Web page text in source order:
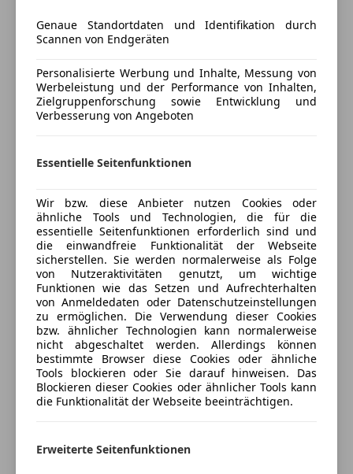
CHEVROLET MASTER DE LUXE año 1937 motor 3800cc
85cv 6 cilindros estado original y al día de todo,
interior completo restaurado, mecánica recién
puesta apunto encendido platinos carburador todo
traido de eeuu todo en perfecto estado y original de
Verkäufer Privat
28944 Fuenlabrada, ES
Anbieter kontaktieren
Deine Nachricht
Genaue Standortdaten und Identifikation durch
Scannen von Endgeräten
Personalisierte Werbung und Inhalte, Messung von
Werbeleistung und der Performance von Inhalten,
Zielgruppenforschung sowie Entwicklung und
Verbesserung von Angeboten
Essentielle Seitenfunktionen
Wir bzw. diese Anbieter nutzen Cookies oder
ähnliche Tools und Technologien, die für die
essentielle Seitenfunktionen erforderlich sind und
die einwandfreie Funktionalität der Webseite
sicherstellen. Sie werden normalerweise als Folge
von Nutzeraktivitäten genutzt, um wichtige
Funktionen wie das Setzen und Aufrechterhalten
von Anmeldedaten oder Datenschutzeinstellungen
zu ermöglichen. Die Verwendung dieser Cookies
bzw. ähnlicher Technologien kann normalerweise
nicht abgeschaltet werden. Allerdings können
bestimmte Browser diese Cookies oder ähnliche
Tools blockieren oder Sie darauf hinweisen. Das
Blockieren dieser Cookies oder ähnlicher Tools kann
die Funktionalität der Webseite beeinträchtigen.
Erweiterte Seitenfunktionen